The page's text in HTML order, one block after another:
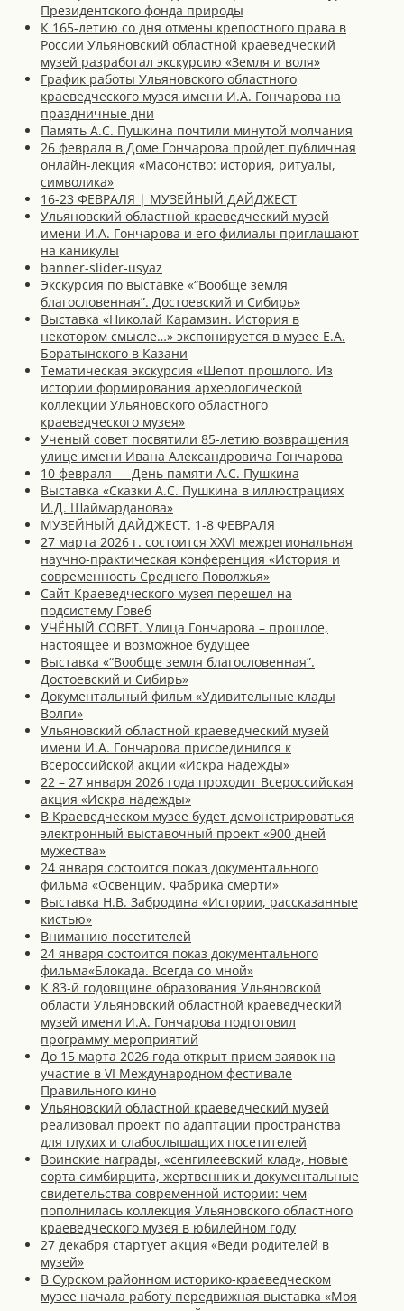
Президентского фонда природы
К 165-летию со дня отмены крепостного права в
России Ульяновский областной краеведческий
музей разработал экскурсию «Земля и воля»
График работы Ульяновского областного
краеведческого музея имени И.А. Гончарова на
праздничные дни
Память А.С. Пушкина почтили минутой молчания
26 февраля в Доме Гончарова пройдет публичная
онлайн-лекция «Масонство: история, ритуалы,
символика»
16-23 ФЕВРАЛЯ | МУЗЕЙНЫЙ ДАЙДЖЕСТ
Ульяновский областной краеведческий музей
имени И.А. Гончарова и его филиалы приглашают
на каникулы
banner-slider-usyaz
Экскурсия по выставке «“Вообще земля
благословенная”. Достоевский и Сибирь»
Выставка «Николай Карамзин. История в
некотором смысле…» экспонируется в музее Е.А.
Боратынского в Казани
Тематическая экскурсия «Шепот прошлого. Из
истории формирования археологической
коллекции Ульяновского областного
краеведческого музея»
Ученый совет посвятили 85-летию возвращения
улице имени Ивана Александровича Гончарова
10 февраля — День памяти А.С. Пушкина
Выставка «Сказки А.С. Пушкина в иллюстрациях
И.Д. Шаймарданова»
МУЗЕЙНЫЙ ДАЙДЖЕСТ. 1-8 ФЕВРАЛЯ
27 марта 2026 г. состоится XXVI межрегиональная
научно-практическая конференция «История и
современность Среднего Поволжья»
Сайт Краеведческого музея перешел на
подсистему Говеб
УЧЁНЫЙ СОВЕТ. Улица Гончарова – прошлое,
настоящее и возможное будущее
Выставка «“Вообще земля благословенная”.
Достоевский и Сибирь»
Документальный фильм «Удивительные клады
Волги»
Ульяновский областной краеведческий музей
имени И.А. Гончарова присоединился к
Всероссийской акции «Искра надежды»
22 – 27 января 2026 года проходит Всероссийская
акция «Искра надежды»
В Краеведческом музее будет демонстрироваться
электронный выставочный проект «900 дней
мужества»
24 января состоится показ документального
фильма «Освенцим. Фабрика смерти»
Выставка Н.В. Забродина «Истории, рассказанные
кистью»
Вниманию посетителей
24 января состоится показ документального
фильма«Блокада. Всегда со мной»
К 83-й годовщине образования Ульяновской
области Ульяновский областной краеведческий
музей имени И.А. Гончарова подготовил
программу мероприятий
До 15 марта 2026 года открыт прием заявок на
участие в VI Международном фестивале
Правильного кино
Ульяновский областной краеведческий музей
реализовал проект по адаптации пространства
для глухих и слабослышащих посетителей
Воинские награды, «сенгилеевский клад», новые
сорта симбирцита, жертвенник и документальные
свидетельства современной истории: чем
пополнилась коллекция Ульяновского областного
краеведческого музея в юбилейном году
27 декабря стартует акция «Веди родителей в
музей»
В Сурском районном историко-краеведческом
музее начала работу передвижная выставка «Моя